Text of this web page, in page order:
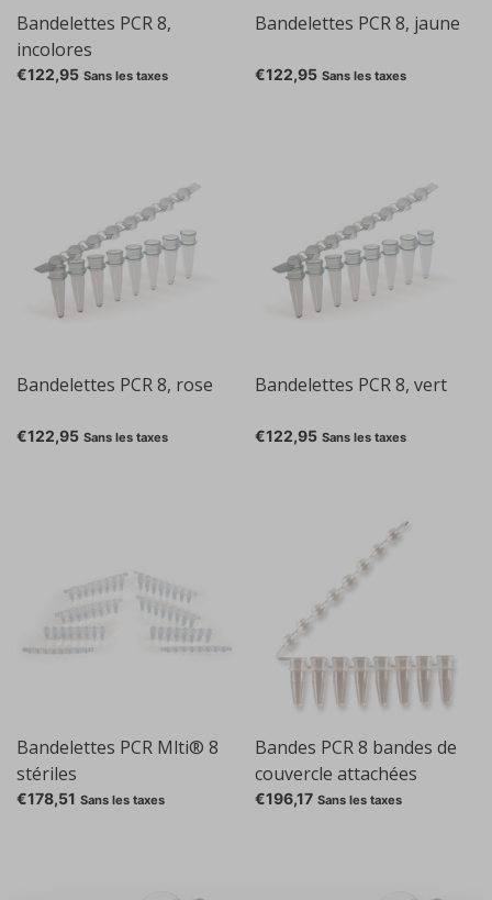
Bandelettes PCR 8,
incolores
€122,95 Sans les taxes
Bandelettes PCR 8, jaune
€122,95 Sans les taxes
Bandelettes PCR 8, rose
€122,95 Sans les taxes
Bandelettes PCR 8, vert
€122,95 Sans les taxes
Bandelettes PCR Mlti® 8
stériles
€178,51 Sans les taxes
Bandes PCR 8 bandes de
couvercle attachées
€196,17 Sans les taxes